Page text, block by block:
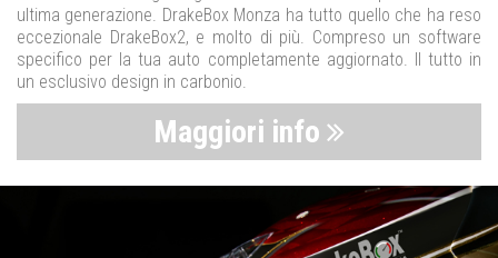
ultima generazione. DrakeBox Monza ha tutto quello che ha reso
eccezionale DrakeBox2, e molto di più. Compreso un software
specifico per la tua auto completamente aggiornato. Il tutto in
un esclusivo design in carbonio.
Maggiori info